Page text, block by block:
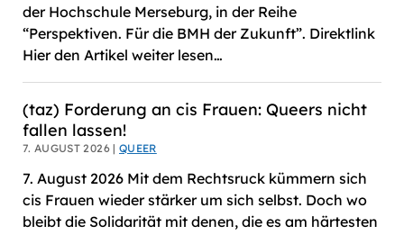
der Hochschule Merseburg, in der Reihe
“Perspektiven. Für die BMH der Zukunft”. Direktlink
Hier den Artikel weiter lesen…
(taz) Forderung an cis Frauen: Queers nicht
fallen lassen!
7. AUGUST 2026 |QUEER
7. August 2026 Mit dem Rechtsruck kümmern sich
cis Frauen wieder stärker um sich selbst. Doch wo
bleibt die Solidarität mit denen, die es am härtesten